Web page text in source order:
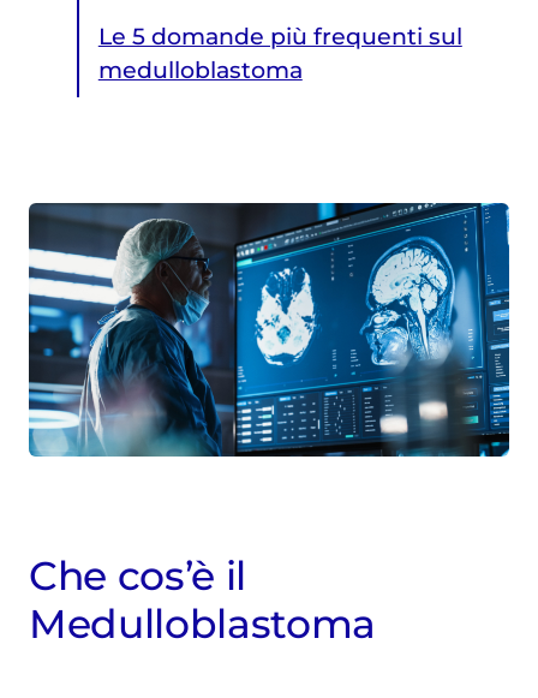
Le 5 domande più frequenti sul
medulloblastoma
Le 5 domande più frequenti sul medulloblastoma
Che cos’è il
Medulloblastoma